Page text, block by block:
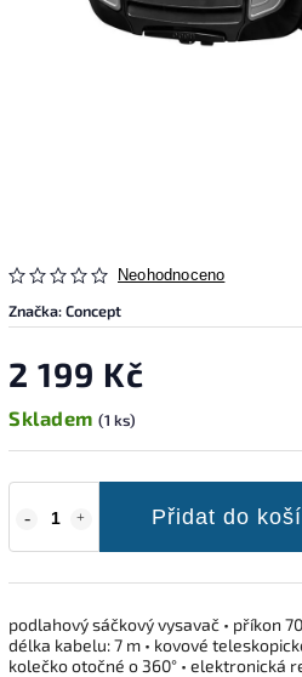
Neohodnoceno
Značka:Concept
2 199 Kč
Skladem (1 ks)
Přidat do
podlahový sáčkový vysavač • příkon
délka kabelu: 7 m • kovové
kolečko otočné o 360° • elektronická